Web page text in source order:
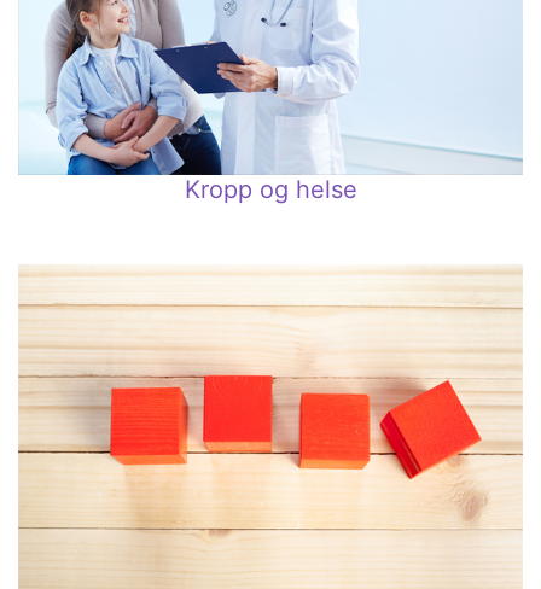
Kropp og helse